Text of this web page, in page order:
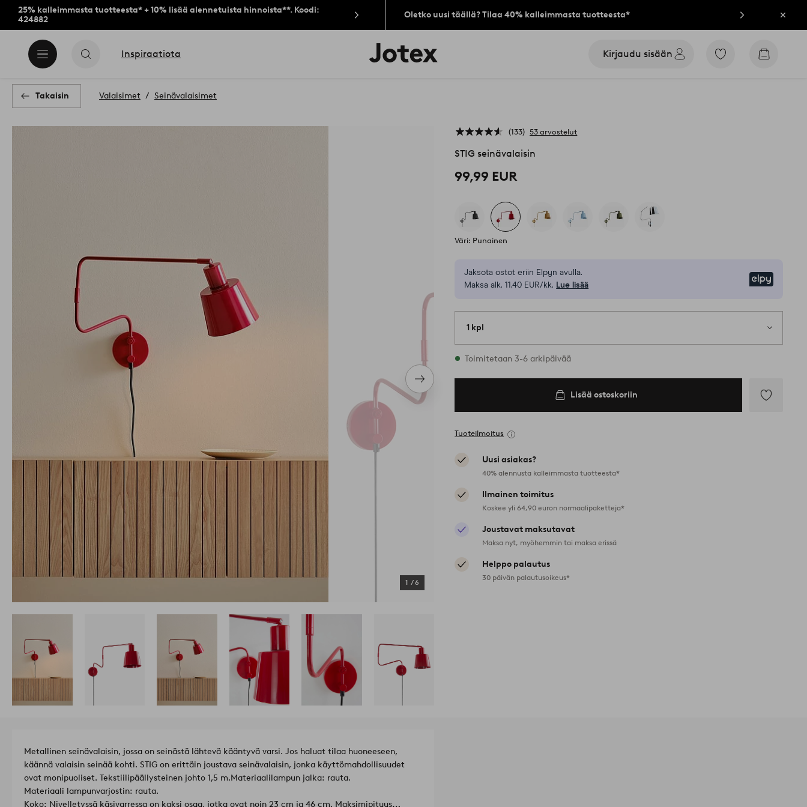
25% kalleimmasta tuotteesta* + 10% lisää alennetuista hinnoista**. Koodi:
424882
Oletko uusi täällä? Tilaa 40% kalleimmasta tuotteesta* Sulje
Inspiraatiota
Jotex-
logo
Kirjaudu sisään
Siirry
Siirry
Takaisin Valaisimet Seinävalaisimet
Seuraava
tuote
1 /6
133 53 arvostelut
STIG seinävalaisin
99,99 EUR
Väri: Punainen
Jaksota ostot eriin Elpyn avulla.
Maksa alk. 11,40 EUR/kk. Lue lisää
1 kpl
Varastossa
Toimitetaan 3-6 arkipäivää
Lisää ostoskoriin
Tuoteilmoitus
Uusi asiakas?
40% alennusta kalleimmasta tuotteesta*
Ilmainen toimitus
Koskee yli 64,90 euron normaalipaketteja*
Joustavat maksutavat
Maksa nyt, myöhemmin tai maksa erissä
Helppo palautus
30 päivän palautusoikeus*
Metallinen seinävalaisin, jossa on seinästä lähtevä kääntyvä varsi. Jos haluat tilaa huoneeseen,
käännä valaisin seinää kohti. STIG on erittäin joustava seinävalaisin, jonka käyttömahdollisuudet
ovat monipuoliset. Tekstiilipäällysteinen johto 1,5 m.Materiaalilampun jalka: rauta.
Materiaali lampunvarjostin: rauta.
Koko: Nivelletyssä käsivarressa on kaksi osaa, jotka ovat noin 23 cm ja 46 cm. Maksimipituus